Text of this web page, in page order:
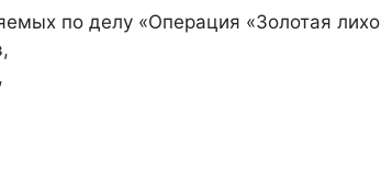
по делу «Операция «Золотая